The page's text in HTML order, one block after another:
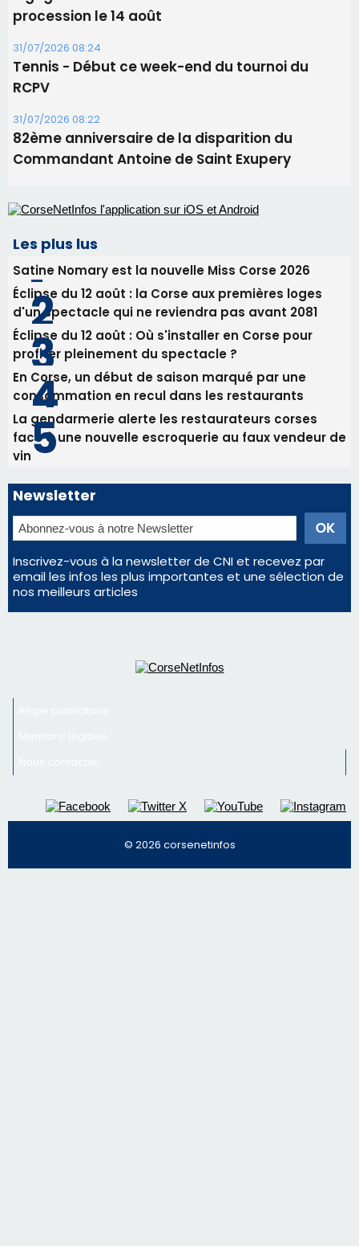
06/08/2026 15:25
Corte – L’association A Nuciola organise une
projection sous les étoiles
06/08/2026 15:04
Alata - Soirée Tango Argentin au stade de San
Benedetto
05/08/2026 09:53
procession le 14 août
31/07/2026 08:24
Tennis - Début ce week-end du tournoi du
RCPV
31/07/2026 08:22
82ème anniversaire de la disparition du
Commandant Antoine de Saint Exupery
Les plus lus
Satine Nomary est la nouvelle Miss Corse 2026
Éclipse du 12 août : la Corse aux premières loges
d'un spectacle qui ne reviendra pas avant 2081
Éclipse du 12 août : Où s'installer en Corse pour
profiter pleinement du spectacle ?
En Corse, un début de saison marqué par une
consommation en recul dans les restaurants
nos meilleurs articles